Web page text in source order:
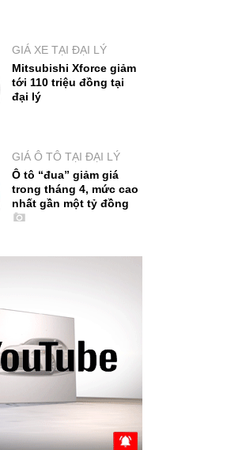
GIÁ XE TẠI ĐẠI LÝ
Mitsubishi Xforce giảm
tới 110 triệu đồng tại
đại lý
GIÁ Ô TÔ TẠI ĐẠI LÝ
Ô tô “đua” giảm giá
trong tháng 4, mức cao
nhất gần một tỷ đồng